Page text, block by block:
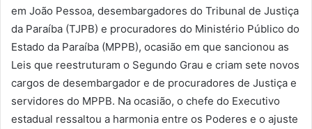
a
i
em João Pessoa, desembargadores do Tribunal de Justiça
da Paraíba (TJPB) e procuradores do Ministério Público do
Estado da Paraíba (MPPB), ocasião em que sancionou as
Leis que reestruturam o Segundo Grau e criam sete novos
cargos de desembargador e de procuradores de Justiça e
servidores do MPPB. Na ocasião, o chefe do Executivo
estadual ressaltou a harmonia entre os Poderes e o ajuste